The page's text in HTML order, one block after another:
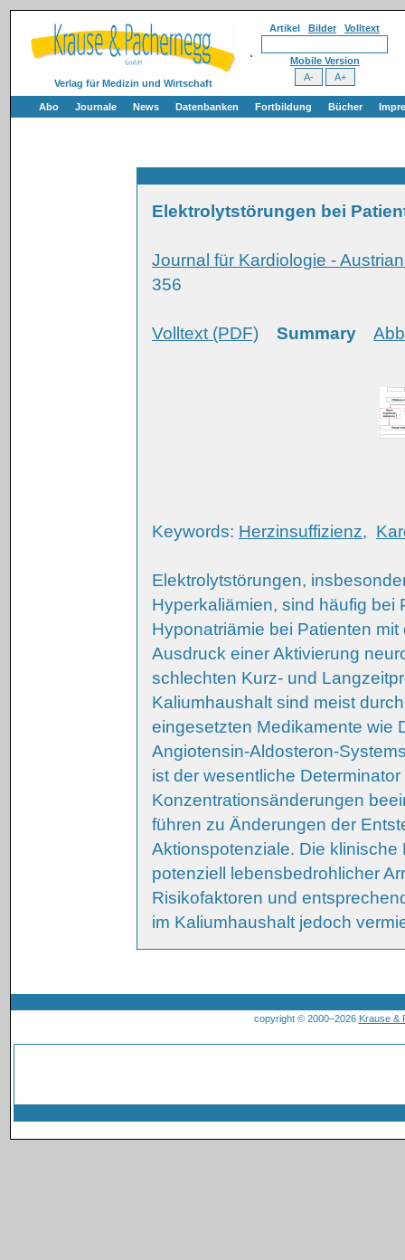
Verlag für Medizin und Wirtschaft
Artikel Bilder Volltext
Mobile Version
Abo Journale News Datenbanken Fortbildung Bücher
Elektrolytstörungen bei
Journal für Kardiologie -
356
Volltext (PDF) Summary
Keywords: Herzinsuffizienz,
Elektrolytstörungen,
Hyperkaliämien, sind häufig bei
Hyponatriämie bei Patienten
Ausdruck einer Aktivierung
schlechten Kurz- und
Kaliumhaushalt sind meist
eingesetzten Medikamente wie
Angiotensin-Aldosteron-
ist der wesentliche
Konzentrationsänderungen
führen zu Änderungen der
Aktionspotenziale. Die
potenziell lebensbedrohlicher
Risikofaktoren und
im Kaliumhaushalt jedoch
copyright © 2000–2026 Krause &